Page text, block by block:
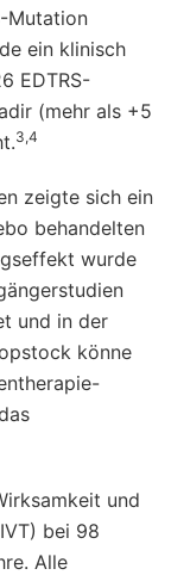
Mutation
ein klinisch
EDTRS-
(mehr als +5
3,4
zeigte sich ein
behandelten
wurde
und in der
könne
und
bei 98
Alle